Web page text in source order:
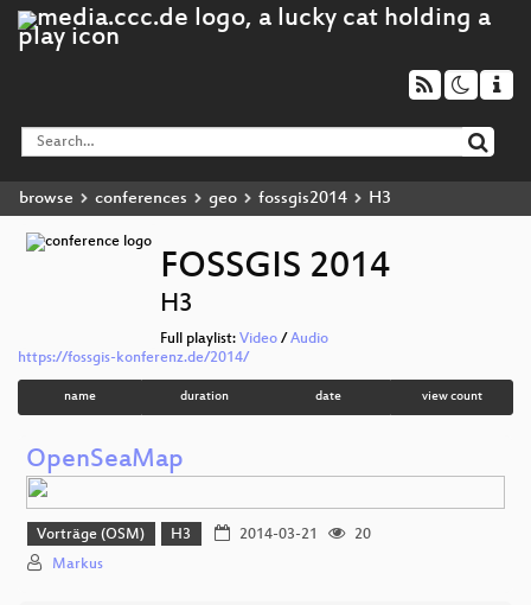
browse conferences geo fossgis2014 H3
FOSSGIS 2014
H3
Full playlist: Video / Audio
https://fossgis-konferenz.de/2014/
name duration date view count
OpenSeaMap
Vorträge (OSM) H3 2014-03-21
20
Markus